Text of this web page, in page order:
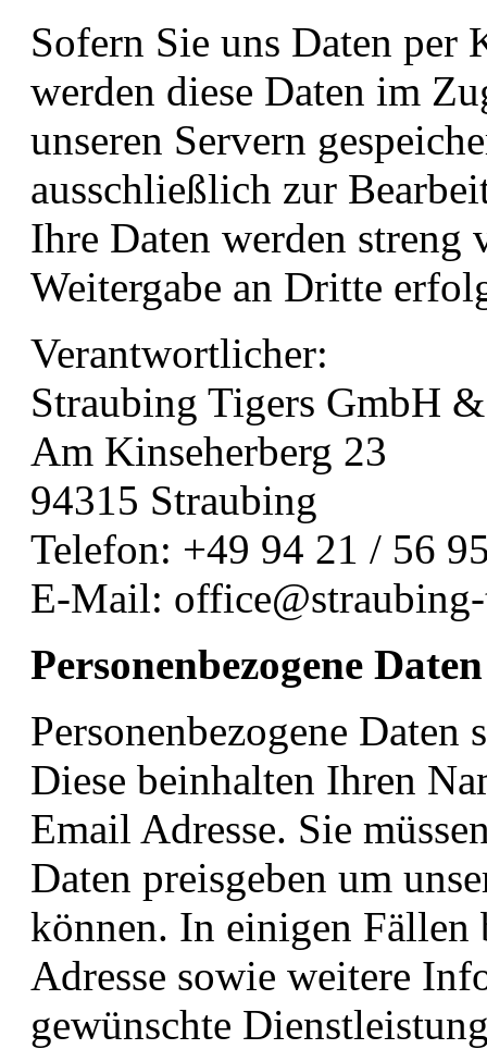
Sofern Sie uns Daten per
werden diese Daten im
unseren Servern
ausschließlich zur
Ihre Daten werden streng
Weitergabe an Dritte
Verantwortlicher:
Straubing Tigers GmbH
Am Kinseherberg 23
94315 Straubing
Telefon: +49 94 21 / 56
E-Mail:
Personenbezogene Daten
Personenbezogene
Diese beinhalten Ihren
Email Adresse. Sie
Daten preisgeben um
können. In einigen
Adresse sowie weitere
gewünschte